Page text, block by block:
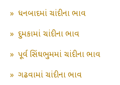
» ધનબાદમાં ચાંદીના ભાવ
» દુમકામાં ચાંદીના ભાવ
» પૂર્વ સિંઘભુમમાં ચાંદીના ભાવ
» ગઢવામાં ચાંદીના ભાવ